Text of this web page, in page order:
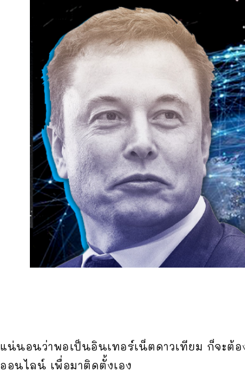
แน่นอนว่าพอเป็นอินเทอร์เน็ตดาวเทียม ก็จะต้
ออนไลน์ เพื่อมาติดตั้งเอง